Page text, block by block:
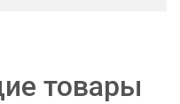
товары